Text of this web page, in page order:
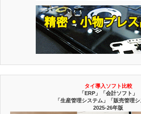
タイ導入ソフト比較
「ERP」「会計ソフト」
「生産管理システム」「販売管理シ
2025-26年版